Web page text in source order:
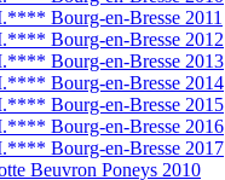
Bourg-en-Bresse 2011
Bourg-en-Bresse 2012
Bourg-en-Bresse 2013
Bourg-en-Bresse 2014
Bourg-en-Bresse 2015
Bourg-en-Bresse 2016
Bourg-en-Bresse 2017
Beuvron Poneys 2010